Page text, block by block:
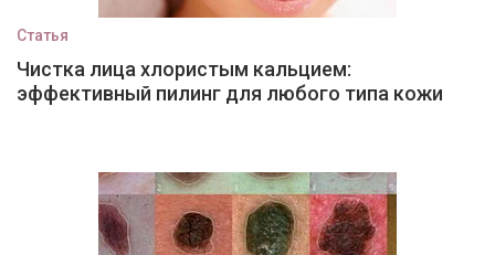
Статья
Чистка лица хлористым кальцием:
эффективный пилинг для любого типа кожи